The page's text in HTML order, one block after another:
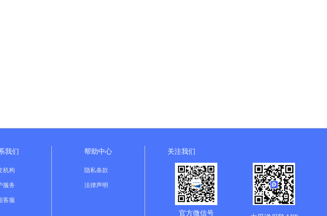
我们
机构
服务
客服
帮助中心
隐私条款
法律声明
关注我们
官方微信号